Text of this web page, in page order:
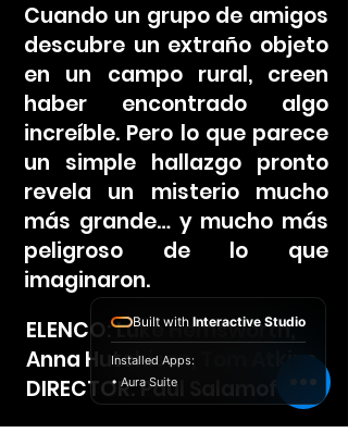
Cuando un grupo de amigos
descubre un extraño objeto
en un campo rural, creen
haber encontrado algo
increíble. Pero lo que parece
un simple hallazgo pronto
revela un misterio mucho
más grande… y mucho más
peligroso de lo que
imaginaron.
ELENCO: Luke Hemsworth,
Anna Hutchison, Tom Atkins
DIRECTOR: Paul Salamoff
Built with Interactive Studio
Installed Apps:
• Aura Suite